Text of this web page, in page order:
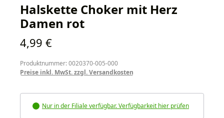
Halskette Choker mit Herz
Damen rot
Regulärer Preis:
4,99 €
Produktnummer: 0020370-005-000
Preise inkl. MwSt. zzgl. Versandkosten
Nur in der Filiale verfügbar. Verfügbarkeit hier prüfen